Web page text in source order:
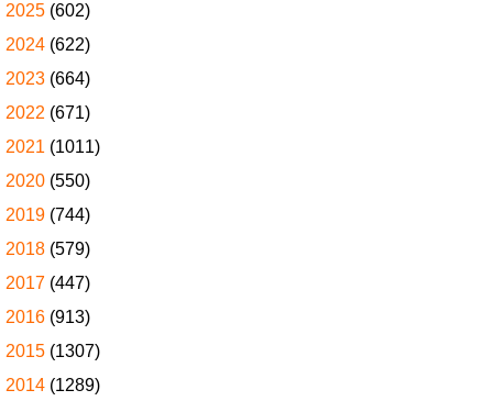
2025 (602)
2024 (622)
2023 (664)
2022 (671)
2021 (1011)
2020 (550)
2019 (744)
2018 (579)
2017 (447)
2016 (913)
2015 (1307)
2014 (1289)